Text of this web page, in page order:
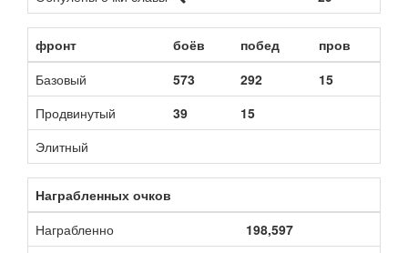
фронт боёв побед
пров
Базовый
573 292
15
Продвинутый
39
15
Элитный
Награбленных очков
Награбленно
198,597